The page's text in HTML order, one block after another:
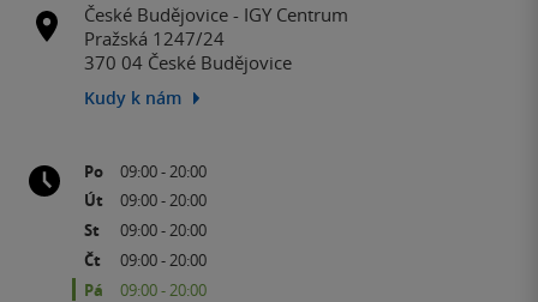
České Budějovice - IGY Centrum
Pražská 1247/24
370 04 České Budějovice
Kudy k nám
Po
09:00 - 20:00
Út
09:00 - 20:00
St
09:00 - 20:00
Čt
09:00 - 20:00
Pá
09:00 - 20:00